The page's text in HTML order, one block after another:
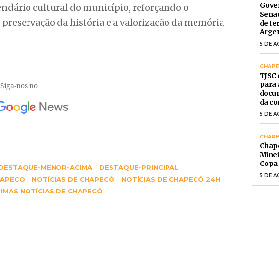
cultural do município, reforçando o
da história e a valorização da memória
Siga-nos no
MENOR-ACIMA
DESTAQUE-PRINCIPAL
NOTÍCIAS DE CHAPECÓ
NOTÍCIAS DE CHAPECÓ 24H
NOTÍCIAS DE CHAPECÓ
de
5 DE
TJSC
para
da
5 DE
5 DE